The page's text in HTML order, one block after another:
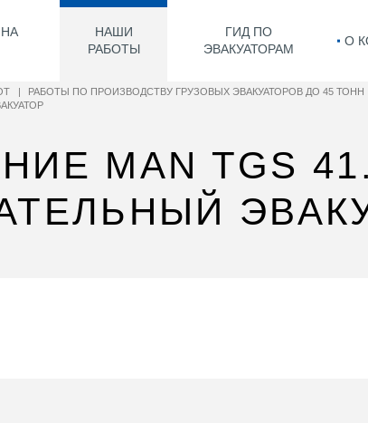
НАШИ
РАБОТЫ
ГИД ПО
ЭВАКУАТОРАМ
О
| РАБОТЫ ПО ПРОИЗВОДСТВУ ГРУЗОВЫХ ЭВАКУАТОРОВ ДО 45 ТОНН
MAN TGS